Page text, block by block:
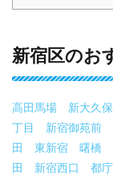
新宿区のお
高田馬場 新大久保
丁目
新宿御苑前
田
東新宿 曙橋
田
新宿西口 都